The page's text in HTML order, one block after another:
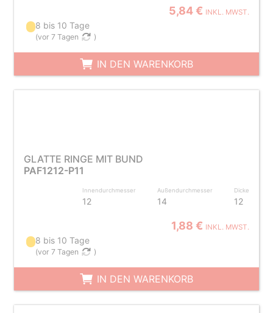
5,84 € INKL. MWST.
8 bis 10 Tage
(vor 7 Tagen )
IN DEN WARENKORB
GLATTE RINGE MIT BUND
PAF1212-P11
Innendurchmesser
12
Außendurchmesser
14
Dicke
12
1,88 € INKL. MWST.
8 bis 10 Tage
(vor 7 Tagen )
IN DEN WARENKORB